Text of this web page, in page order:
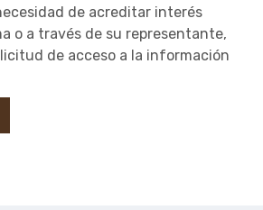
de acreditar interés
o a través de su representante,
de acceso a la información